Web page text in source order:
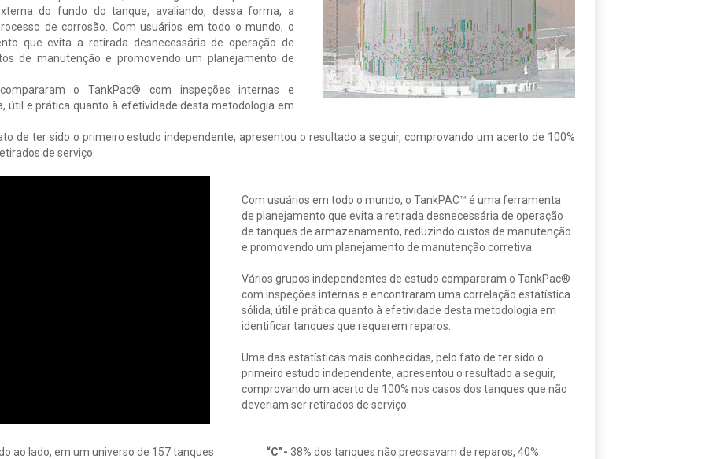
do fundo do tanque, avaliando, dessa forma, a
de corrosão. Com usuários em todo o mundo, o
que evita a retirada desnecessária de operação de
de manutenção e promovendo um planejamento de
o TankPac® com inspeções internas e
útil e prática quanto à efetividade desta metodologia em
de ter sido o primeiro estudo independente, apresentou o resultado a seguir, comprovando um acerto de 100%
de serviço:
Com usuários em todo o mundo, o TankPAC™ é uma ferramenta
de planejamento que evita a retirada desnecessária de operação
de tanques de armazenamento, reduzindo custos de manutenção
e promovendo um planejamento de manutenção corretiva.
Vários grupos independentes de estudo compararam o TankPac®
com inspeções internas e encontraram uma correlação estatística
sólida, útil e prática quanto à efetividade desta metodologia em
identificar tanques que requerem reparos.
Uma das estatísticas mais conhecidas, pelo fato de ter sido o
primeiro estudo independente, apresentou o resultado a seguir,
comprovando um acerto de 100% nos casos dos tanques que não
deveriam ser retirados de serviço:
ao lado, em um universo de 157 tanques
“C”- 38% dos tanques não precisavam de reparos, 40%